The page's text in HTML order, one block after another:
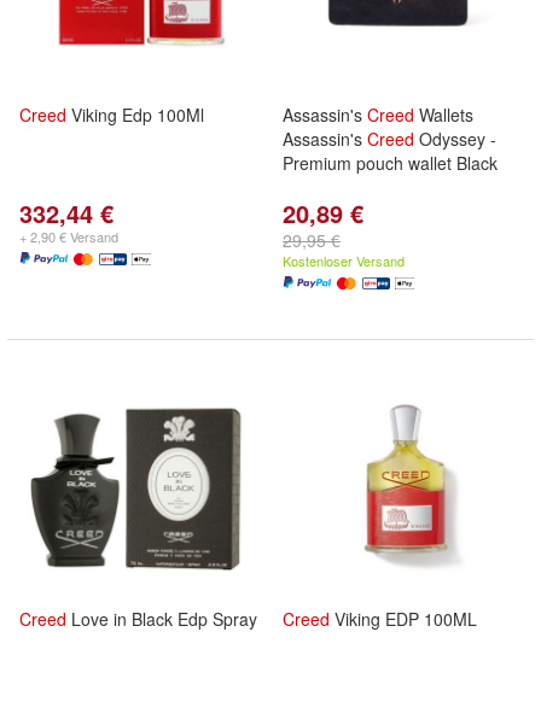
Creed Viking Edp 100Ml
332,44 €
+ 2,90 € Versand
Assassin's Creed Wallets
Assassin's Creed Odyssey -
Premium pouch wallet Black
20,89 €
29,95 €
Kostenloser Versand
Creed Love in Black Edp Spray Creed Viking EDP 100ML